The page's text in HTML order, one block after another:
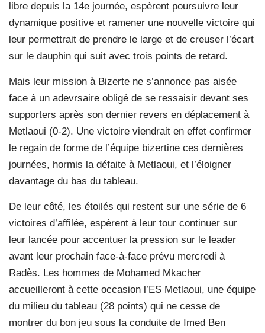
libre depuis la 14e journée, espèrent poursuivre leur
dynamique positive et ramener une nouvelle victoire qui
leur permettrait de prendre le large et de creuser l’écart
sur le dauphin qui suit avec trois points de retard.
Mais leur mission à Bizerte ne s’annonce pas aisée
face à un adevrsaire obligé de se ressaisir devant ses
supporters après son dernier revers en déplacement à
Metlaoui (0-2). Une victoire viendrait en effet confirmer
le regain de forme de l’équipe bizertine ces dernières
journées, hormis la défaite à Metlaoui, et l’éloigner
davantage du bas du tableau.
De leur côté, les étoilés qui restent sur une série de 6
victoires d’affilée, espèrent à leur tour continuer sur
leur lancée pour accentuer la pression sur le leader
avant leur prochain face-à-face prévu mercredi à
Radès. Les hommes de Mohamed Mkacher
accueilleront à cette occasion l’ES Metlaoui, une équipe
du milieu du tableau (28 points) qui ne cesse de
montrer du bon jeu sous la conduite de Imed Ben